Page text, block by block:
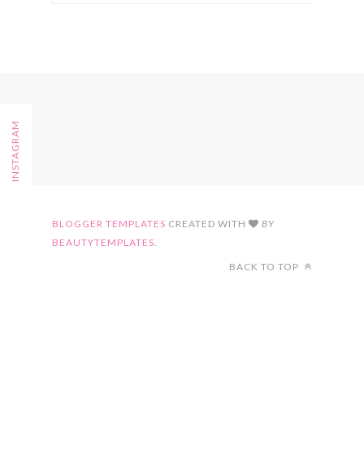
FOLLOW ON INSTAGRAM BLOGGER TEMPLATES CREATED WITH
BY
BEAUTYTEMPLATES.
BACK TO TOP